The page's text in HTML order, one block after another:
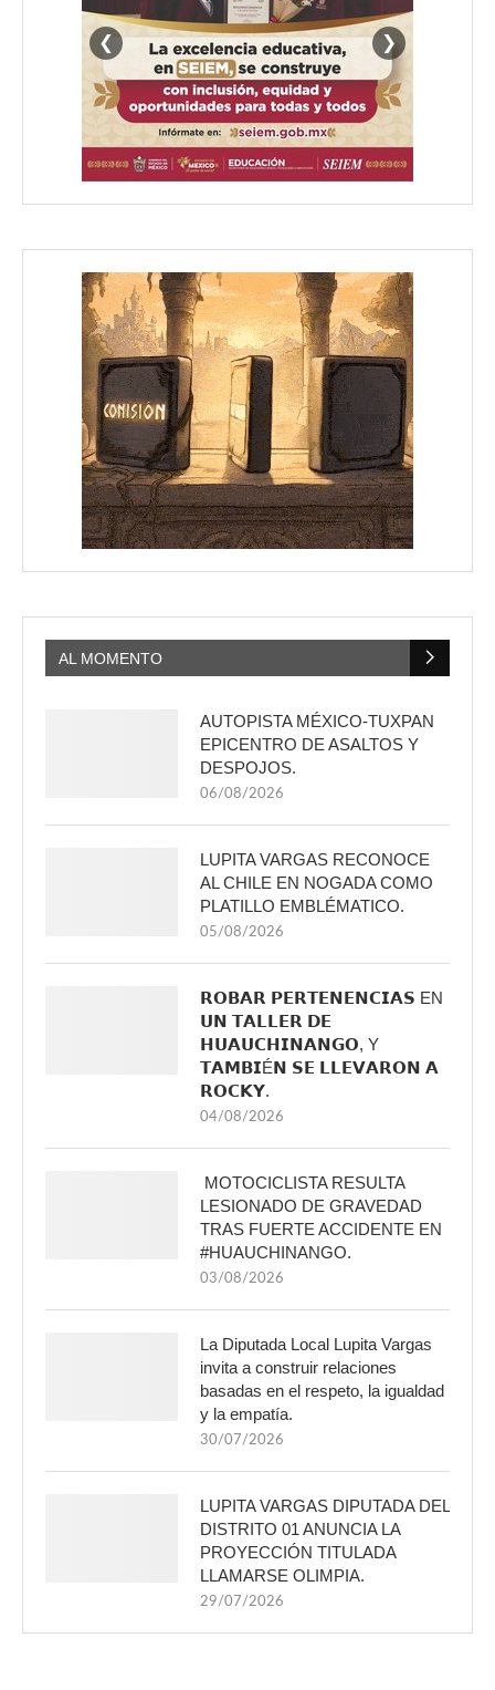
❮ ❯
AL MOMENTO
AUTOPISTA MÉXICO-TUXPAN
EPICENTRO DE ASALTOS Y
DESPOJOS.
06/08/2026
LUPITA VARGAS RECONOCE
AL CHILE EN NOGADA COMO
PLATILLO EMBLÉMATICO.
05/08/2026
𝗥𝗢𝗕𝗔𝗥 𝗣𝗘𝗥𝗧𝗘𝗡𝗘𝗡𝗖𝗜𝗔𝗦 EN
𝗨𝗡 𝗧𝗔𝗟𝗟𝗘𝗥 𝗗𝗘
𝗛𝗨𝗔𝗨𝗖𝗛𝗜𝗡𝗔𝗡𝗚𝗢, Y
𝗧𝗔𝗠𝗕𝗜É𝗡 𝗦𝗘 𝗟𝗟𝗘𝗩𝗔𝗥𝗢𝗡 𝗔
𝗥𝗢𝗖𝗞𝗬.
04/08/2026
MOTOCICLISTA RESULTA
LESIONADO DE GRAVEDAD
TRAS FUERTE ACCIDENTE EN
#HUAUCHINANGO.
03/08/2026
La Diputada Local Lupita Vargas
invita a construir relaciones
basadas en el respeto, la igualdad
y la empatía.
30/07/2026
LUPITA VARGAS DIPUTADA DEL
DISTRITO 01 ANUNCIA LA
PROYECCIÓN TITULADA
LLAMARSE OLIMPIA.
29/07/2026